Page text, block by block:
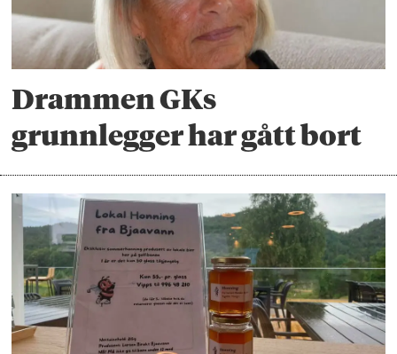
Drammen GKs
grunnlegger har gått bort